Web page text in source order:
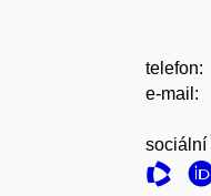
telefon:
e‑mail:
sociální